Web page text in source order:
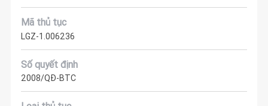
Mã thủ tục
LGZ-1.006236
Số quyết định
2008/QĐ-BTC